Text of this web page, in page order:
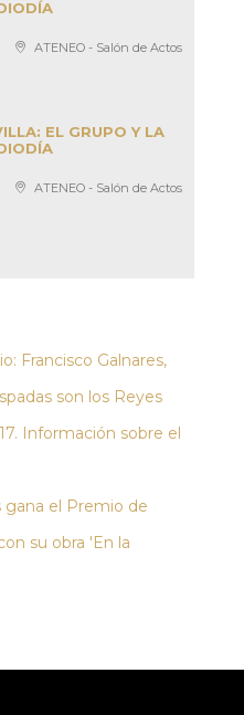
ATENEO - Salón de Actos
EL GRUPO Y LA
ATENEO - Salón de Actos
Francisco Galnares,
son los Reyes
Información sobre el
gana el Premio de
su obra 'En la